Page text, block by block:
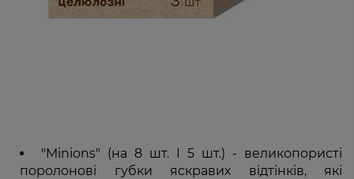
"Minions" (на 8 шт. І 5 шт.) - великопористі
поролонові губки яскравих відтінків, які